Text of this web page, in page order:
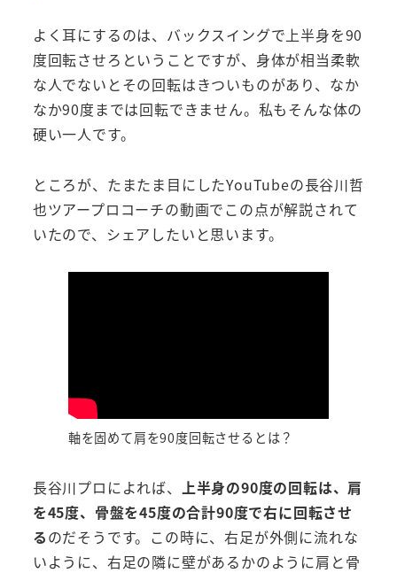
よく耳にするのは、バックスイングで上半身を90
度回転させろということですが、身体が相当柔軟
な人でないとその回転はきついものがあり、なか
なか90度までは回転できません。私もそんな体の
硬い一人です。
ところが、たまたま目にしたYouTubeの長谷川哲
也ツアープロコーチの動画でこの点が解説されて
いたので、シェアしたいと思います。
軸を固めて肩を90度回転させるとは？
長谷川プロによれば、 上半身の90度の回転は、肩
を45度、骨盤を45度の合計90度で右に回転させ
るのだそうです。この時に、右足が外側に流れな
いように、右足の隣に壁があるかのように肩と骨